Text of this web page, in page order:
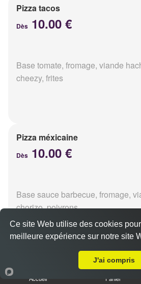
Pizza tacos
Dès 10.00 €
Base tomate, fromage, viande
cheezy, frites
Pizza méxicaine
Dès 10.00 €
Base sauce barbecue, fromage,
chorizo, poivrons
Accueil Panier
Ce site Web utilise des cookies
meilleure expérience sur notre site
J'ai compris